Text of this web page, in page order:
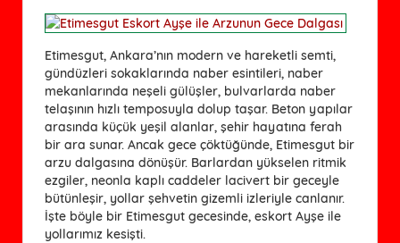
Etimesgut, Ankara’nın modern ve hareketli semti,
gündüzleri sokaklarında naber esintileri, naber
mekanlarında neşeli gülüşler, bulvarlarda naber
telaşının hızlı temposuyla dolup taşar. Beton yapılar
arasında küçük yeşil alanlar, şehir hayatına ferah
bir ara sunar. Ancak gece çöktüğünde, Etimesgut bir
arzu dalgasına dönüşür. Barlardan yükselen ritmik
ezgiler, neonla kaplı caddeler lacivert bir geceyle
bütünleşir, yollar şehvetin gizemli izleriyle canlanır.
İşte böyle bir Etimesgut gecesinde, eskort Ayşe ile
yollarımız kesişti.